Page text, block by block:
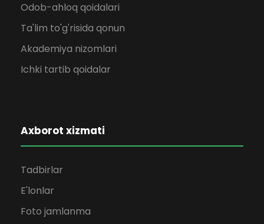
Odob-ahloq qoidalari
Ta'lim to'g'risida qonun
Akademiya nizomlari
Ichki tartib qoidalar
Axborot xizmati
Tadbirlar
E'lonlar
Foto jamlanma